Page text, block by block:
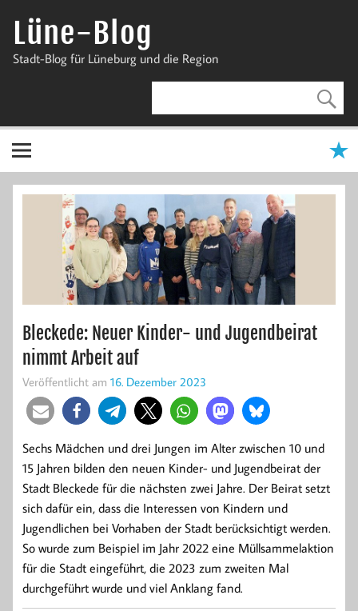
InhaltLüne-Blog
Stadt-Blog für Lüneburg und die Region
Bleckede: Neuer Kinder- und Jugendbeirat
nimmt Arbeit auf
Veröffentlicht am 16. Dezember 2023
Sechs Mädchen und drei Jungen im Alter zwischen 10 und
15 Jahren bilden den neuen Kinder- und Jugendbeirat der
Stadt Bleckede für die nächsten zwei Jahre. Der Beirat setzt
sich dafür ein, dass die Interessen von Kindern und
Jugendlichen bei Vorhaben der Stadt berücksichtigt werden.
So wurde zum Beispiel im Jahr 2022 eine Müllsammelaktion
für die Stadt eingeführt, die 2023 zum zweiten Mal
durchgeführt wurde und viel Anklang fand.